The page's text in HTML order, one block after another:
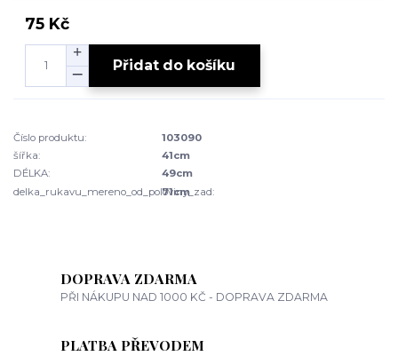
75 Kč
Přidat do košíku
Číslo produktu:
103090
šířka:
41cm
DÉLKA:
49cm
delka_rukavu_mereno_od_poloviny_zad:
71cm
DOPRAVA ZDARMA
PŘI NÁKUPU NAD 1000 KČ - DOPRAVA ZDARMA
PLATBA PŘEVODEM